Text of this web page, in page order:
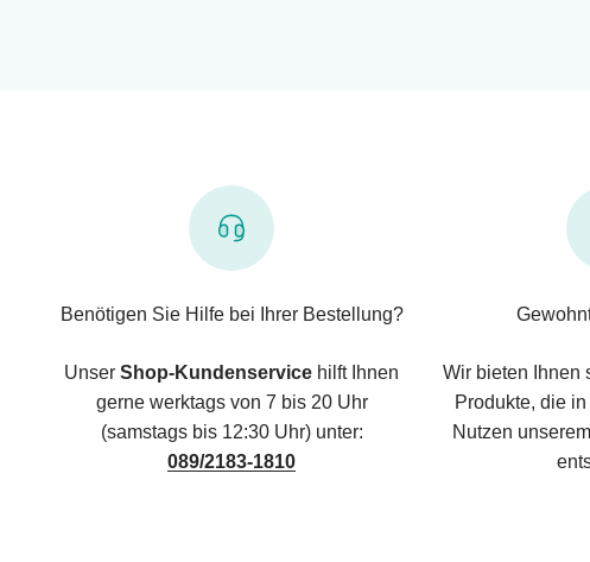
Benötigen Sie Hilfe bei Ihrer Bestellung?
Unser Shop-Kundenservice hilft Ihnen
gerne werktags von 7 bis 20 Uhr
(samstags bis 12:30 Uhr) unter:
089/2183-1810
Wir bieten Ihnen
Produkte, die
Nutzen